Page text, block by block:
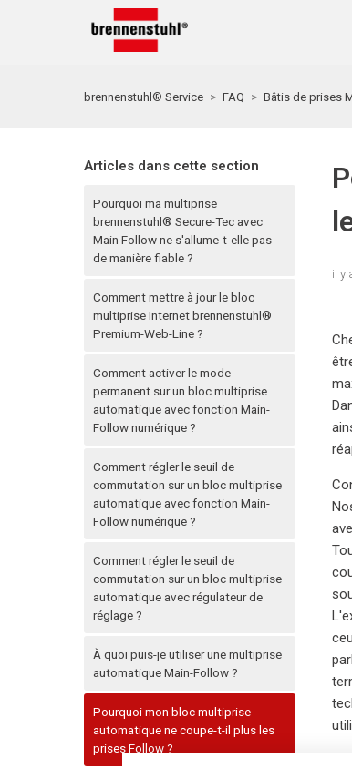
brennenstuhl® Service FAQ Bâtis de prises
Articles dans cette section
Pourquoi ma multiprise
brennenstuhl® Secure-Tec avec
Main Follow ne s'allume-t-elle pas
de manière fiable ?
Comment mettre à jour le bloc
multiprise Internet brennenstuhl®
Premium-Web-Line ?
Comment activer le mode
permanent sur un bloc multiprise
automatique avec fonction Main-
Follow numérique ?
Comment régler le seuil de
commutation sur un bloc multiprise
automatique avec fonction Main-
Follow numérique ?
Comment régler le seuil de
commutation sur un bloc multiprise
automatique avec régulateur de
réglage ?
À quoi puis-je utiliser une multiprise
automatique Main-Follow ?
Pourquoi mon bloc multiprise
automatique ne coupe-t-il plus les
prises Follow ?
il y